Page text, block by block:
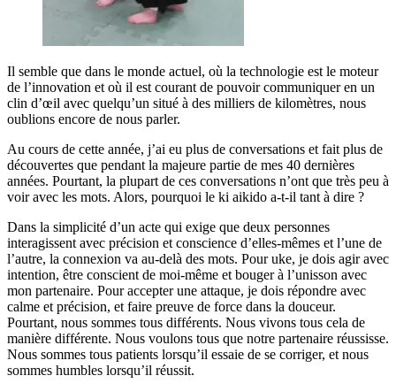
Il semble que dans le monde actuel, où la technologie est le moteur
de l’innovation et où il est courant de pouvoir communiquer en un
clin d’œil avec quelqu’un situé à des milliers de kilomètres, nous
oublions encore de nous parler.
Au cours de cette année, j’ai eu plus de conversations et fait plus de
découvertes que pendant la majeure partie de mes 40 dernières
années. Pourtant, la plupart de ces conversations n’ont que très peu à
voir avec les mots. Alors, pourquoi le ki aikido a-t-il tant à dire ?
Dans la simplicité d’un acte qui exige que deux personnes
interagissent avec précision et conscience d’elles-mêmes et l’une de
l’autre, la connexion va au-delà des mots. Pour uke, je dois agir avec
intention, être conscient de moi-même et bouger à l’unisson avec
mon partenaire. Pour accepter une attaque, je dois répondre avec
calme et précision, et faire preuve de force dans la douceur.
Pourtant, nous sommes tous différents. Nous vivons tous cela de
manière différente. Nous voulons tous que notre partenaire réussisse.
Nous sommes tous patients lorsqu’il essaie de se corriger, et nous
sommes humbles lorsqu’il réussit.